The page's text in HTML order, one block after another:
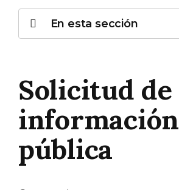
Nación
Solicitud de
información
pública
En esta sección